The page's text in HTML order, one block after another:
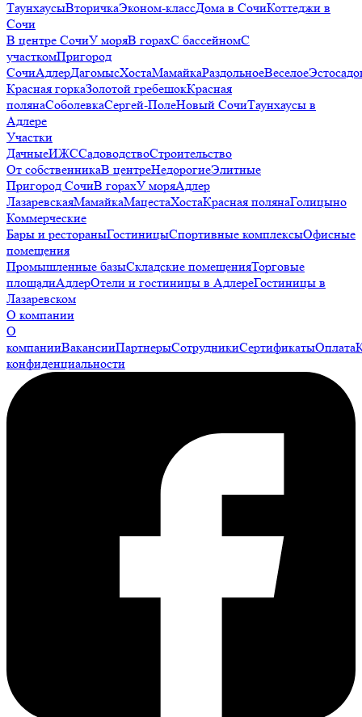
ТаунхаусыВторичкаЭконом-классДома в СочиКоттеджи в
Сочи
В центре СочиУ моряВ горахС бассейномС
участкомПригород
СочиАдлерДагомысХостаМамайкаРаздольноеВеселое
Красная горкаЗолотой гребешокКрасная
полянаСоболевкаСергей-ПолеНовый СочиТаунхаусы в
Адлере
Участки
ДачныеИЖССадоводствоСтроительство
От собственникаВ центреНедорогиеЭлитные
Пригород СочиВ горахУ моряАдлер
ЛазаревскаяМамайкаМацестаХостаКрасная полянаГолицыно
Коммерческие
Бары и рестораныГостиницыСпортивные комплексыОфисные
помещения
Промышленные базыСкладские помещенияТорговые
площадиАдлерОтели и гостиницы в АдлереГостиницы в
Лазаревском
О компании
О
компанииВакансииПартнерыСотрудникиСертификатыОплата
конфиденциальности